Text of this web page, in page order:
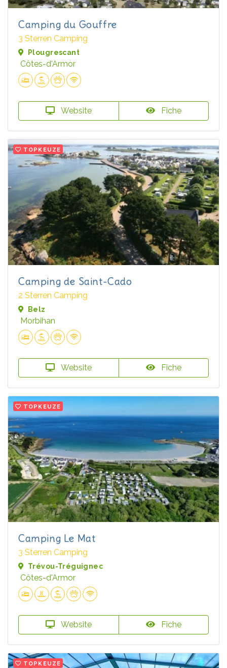
Camping du Gouffre
3 Sterren Camping
Plougrescant
Côtes-d'Armor
Website Fiche
TOPKEUZE
Camping de Saint-Cado
2 Sterren Camping
Belz
Morbihan
Website Fiche
TOPKEUZE
Camping Le Mat
3 Sterren Camping
Trévou-Tréguignec
Côtes-d'Armor
Website Fiche
TOPKEUZE